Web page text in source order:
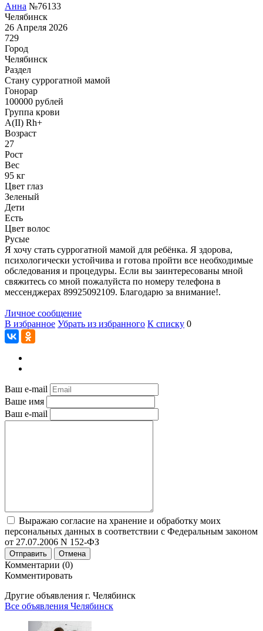
Анна №76133
Челябинск
26 Апреля 2026
729
Город
Челябинск
Раздел
Cтану суррогатной мамой
Гонoрар
100000 рублей
Группа крови
A(II) Rh+
Возраст
27
Рост
Вес
95 кг
Цвет глаз
Зеленый
Дети
Есть
Цвет волос
Русые
Я хочу стать суррогатной мамой для ребёнка. Я здорова,
психологически устойчива и готова пройти все необходимые
обследования и процедуры. Если вы заинтересованы мной
свяжитесь со мной пожалуйста по номеру телефона в
мессенджерах 89925092109. Благодарю за внимание!.
Личное сообщение
В избранное Убрать из избранного К списку 0
Ваш e-mail
Ваше имя
Ваш e-mail
Выражаю согласие на хранение и обработку моих
персональных данных в соответствии с Федеральным законом
от 27.07.2006 N 152-ФЗ
Отправить Отмена
Комментарии (0)
Комментировать
Другие объявления г. Челябинск
Все объявления Челябинск